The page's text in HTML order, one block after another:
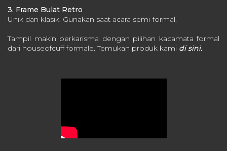
3. Frame Bulat Retro
Unik dan klasik. Gunakan saat acara semi-formal.
Tampil makin berkarisma dengan pilihan kacamata formal
dari houseofcuff formale. Temukan produk kami di sini.